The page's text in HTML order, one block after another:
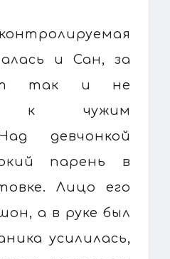
и Сан, за
так и не
к чужим
девчонкой
парень в
Лицо его
а в руке был
усилилась,